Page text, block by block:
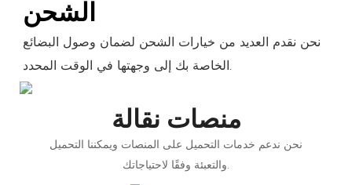
الشحن
نحن نقدم العديد من خيارات الشحن لضمان وصول البضائع
الخاصة بك إلى وجهتها في الوقت المحدد.
منصات نقالة
نحن ندعم خدمات التحميل على المنصات ويمكننا التحميل
والتعبئة وفقًا لاحتياجاتك.